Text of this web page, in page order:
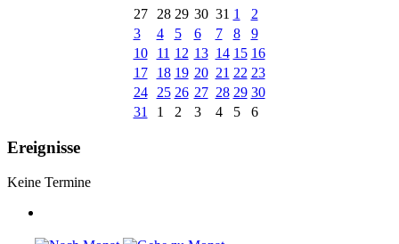
27
28 29 30 31 1
2
3
4 5 6 7 8
9
10
11 12 13 14 15 16
17
18 19 20 21 22 23
24
25 26 27 28 29 30
31
1 2 3 4 5 6
Ereignisse
Keine Termine